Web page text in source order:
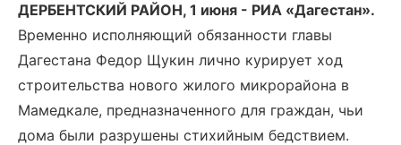
ДЕРБЕНТСКИЙ РАЙОН, 1 июня - РИА «Дагестан».
Временно исполняющий обязанности главы
Дагестана Федор Щукин лично курирует ход
строительства нового жилого микрорайона в
Мамедкале, предназначенного для граждан, чьи
дома были разрушены стихийным бедствием.